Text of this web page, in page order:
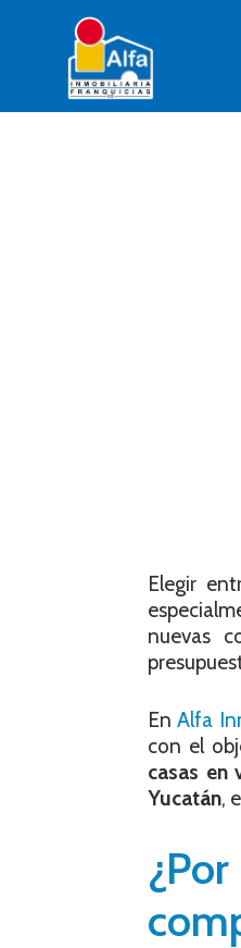
Elegir
nuevas
En Alfa
con el
casas en
Yucatán,